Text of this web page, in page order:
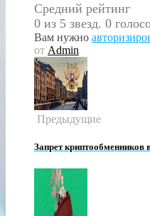
Средний рейтинг
0 из 5 звезд. 0
Вам нужно
от Admin
Предыдущие
Запрет криптообменников